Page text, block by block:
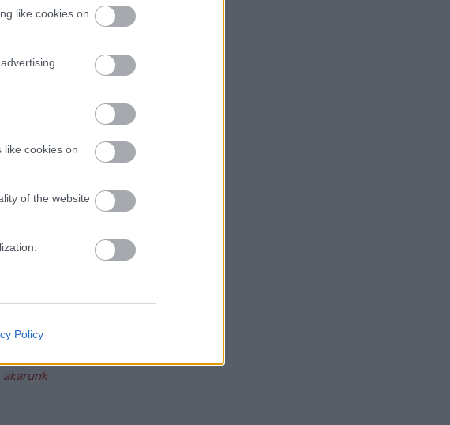
like cookies on
like cookies on
of the website
protection.
Policy
is
rontja
tavaly
egy
le
egy
ennek
után a